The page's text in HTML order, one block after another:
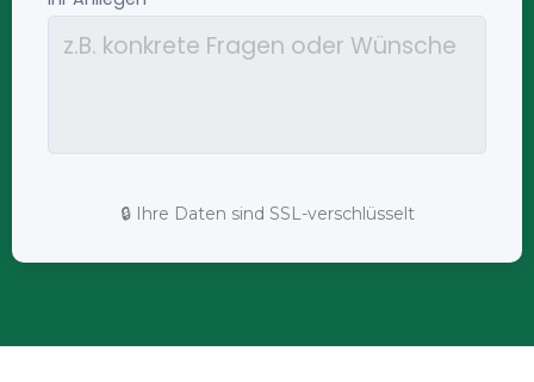
🔒 Ihre Daten sind SSL-verschlüsselt